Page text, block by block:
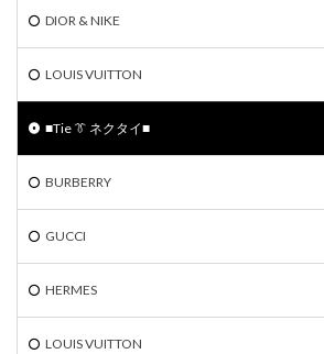
DIOR & NIKE
LOUIS VUITTON
■Tie 👔 ネクタイ■
BURBERRY
GUCCI
HERMES
LOUIS VUITTON